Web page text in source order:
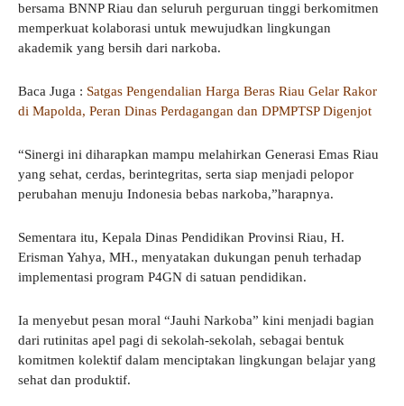
bersama BNNP Riau dan seluruh perguruan tinggi berkomitmen
memperkuat kolaborasi untuk mewujudkan lingkungan
akademik yang bersih dari narkoba.
Baca Juga : Satgas Pengendalian Harga Beras Riau Gelar Rakor
di Mapolda, Peran Dinas Perdagangan dan DPMPTSP Digenjot
“Sinergi ini diharapkan mampu melahirkan Generasi Emas Riau
yang sehat, cerdas, berintegritas, serta siap menjadi pelopor
perubahan menuju Indonesia bebas narkoba,”harapnya.
Sementara itu, Kepala Dinas Pendidikan Provinsi Riau, H.
Erisman Yahya, MH., menyatakan dukungan penuh terhadap
implementasi program P4GN di satuan pendidikan.
Ia menyebut pesan moral “Jauhi Narkoba” kini menjadi bagian
dari rutinitas apel pagi di sekolah-sekolah, sebagai bentuk
komitmen kolektif dalam menciptakan lingkungan belajar yang
sehat dan produktif.